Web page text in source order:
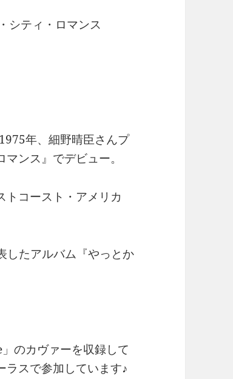
ティ・ロマンス
年、細野晴臣さんプ
ンス』でデビュー。
トコースト・アメリカ
したアルバム『やっとか
のカヴァーを収録して
ラスで参加しています♪